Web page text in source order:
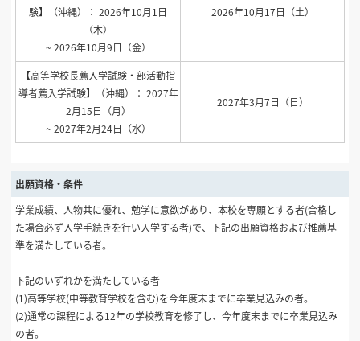
験】（沖縄）： 2026年10月1日
（木）
~ 2026年10月9日（金）
2026年10月17日（土）
【高等学校長薦入学試験・部活動指
導者薦入学試験】（沖縄）： 2027年
2月15日（月）
~ 2027年2月24日（水）
2027年3月7日（日）
出願資格・条件
学業成績、人物共に優れ、勉学に意欲があり、本校を専願とする者(合格し
た場合必ず入学手続きを行い入学する者)で、下記の出願資格および推薦基
準を満たしている者。
下記のいずれかを満たしている者
(1)高等学校(中等教育学校を含む)を今年度末までに卒業見込みの者。
(2)通常の課程による12年の学校教育を修了し、今年度末までに卒業見込み
の者。